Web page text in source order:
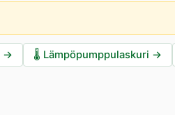
→ 🌡️ Lämpöpumppulaskuri →